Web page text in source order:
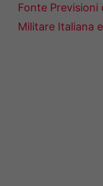
Fonte Previsioni
Militare Italiana